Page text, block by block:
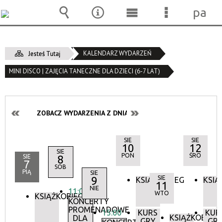
Jesteś Tutaj KALENDARZ WYDARZEŃ
MINI DISCO | ZAJĘCIA TANECZNE DLA DZIECI (6-7 LAT)
ZOBACZ WYDARZENIA Z DNIA:
SIE
7
PIĄ
KSIĄŻKOBIEG
SIE
8
SOB
11:00
KONCERTY
PROMENADOWE
DLA
SIE
9
NIE
15:00
SIE
10
PON
KSIĄŻKOBIEG
KURS
SIE
11
WTO
KSIĄŻKOBIEG
SIE
12
ŚRO
Wyszukiwarka
Narzędzia
MenuMenu